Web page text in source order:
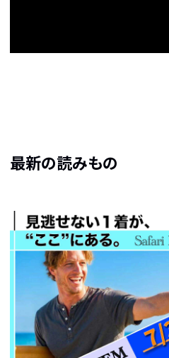
最新の読みもの